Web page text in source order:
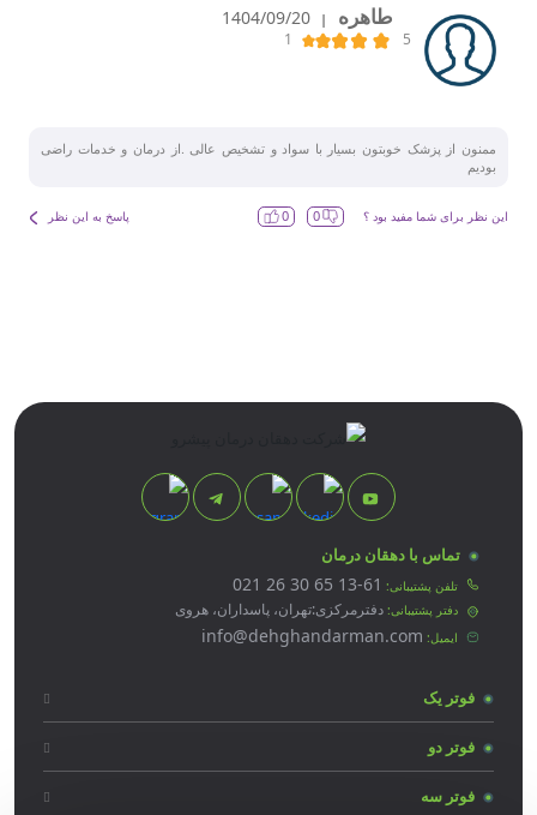
طاهره |
1404/09/20
ممنون از پزشک خوبتون بسیار با سواد و تشخیص عالی .از درمان و خدمات راضی
بودیم
این نظر برای شما مفید بود ؟ 0
0 پاسخ به این نظر
تماس با دهقان درمان
تلفن پشتیبانی: 021 26 30 65 13-61
دفتر پشتیبانی: دفترمرکزی:تهران، پاسداران، هروی
ایمیل: info@dehghandarman.com
فوتر یک
فوتر دو
فوتر سه